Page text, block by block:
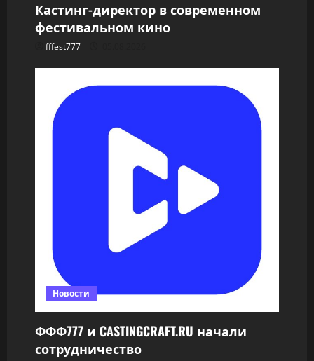
Кастинг-директор в современном
фестивальном кино
fffest777
Новости
ФФФ777 и CASTINGCRAFT.RU начали
сотрудничество